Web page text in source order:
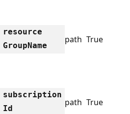
resource
GroupName
path True
subscription
Id
path True